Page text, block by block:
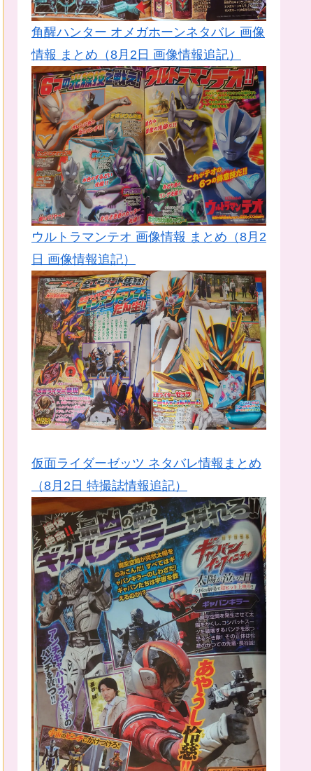
角醒ハンター オメガホーンネタバレ 画像
情報 まとめ（8月2日 画像情報追記）
ウルトラマンテオ 画像情報 まとめ（8月2
日 画像情報追記）
仮面ライダーゼッツ ネタバレ情報まとめ
（8月2日 特撮誌情報追記）